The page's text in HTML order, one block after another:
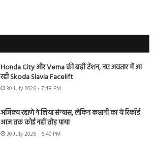
Honda City और Verna की बढ़ी टेंशन, नए अवतार में आ
रही Skoda Slavia Facelift
30 July 2026 - 7:48 PM
अजिंक्य रहाणे ने लिया संन्यास, लेकिन कप्तानी का ये रिकॉर्ड
आज तक कोई नहीं तोड़ पाया
30 July 2026 - 6:40 PM